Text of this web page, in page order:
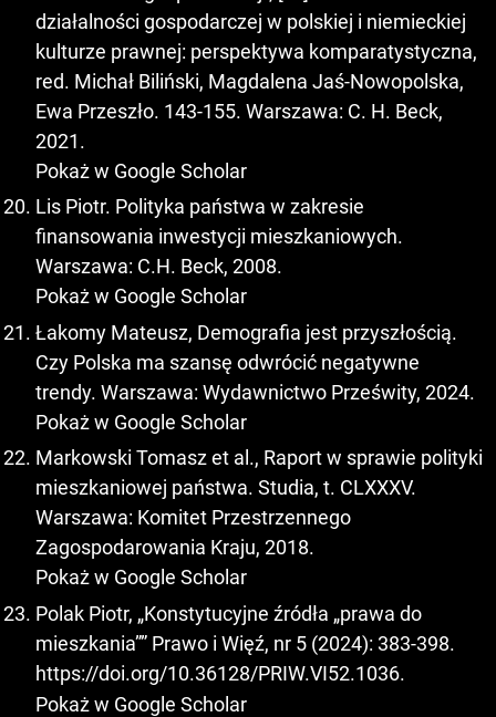
działalności gospodarczej w polskiej i niemieckiej
kulturze prawnej: perspektywa komparatystyczna,
red. Michał Biliński, Magdalena Jaś-Nowopolska,
Ewa Przeszło. 143-155. Warszawa: C. H. Beck,
2021.
Pokaż w Google Scholar
Lis Piotr. Polityka państwa w zakresie
finansowania inwestycji mieszkaniowych.
Warszawa: C.H. Beck, 2008.
Pokaż w Google Scholar
Łakomy Mateusz, Demografia jest przyszłością.
Czy Polska ma szansę odwrócić negatywne
trendy. Warszawa: Wydawnictwo Prześwity, 2024.
Pokaż w Google Scholar
Markowski Tomasz et al., Raport w sprawie polityki
mieszkaniowej państwa. Studia, t. CLXXXV.
Warszawa: Komitet Przestrzennego
Zagospodarowania Kraju, 2018.
Pokaż w Google Scholar
Polak Piotr, „Konstytucyjne źródła „prawa do
mieszkania”” Prawo i Więź, nr 5 (2024): 383-398.
https://doi.org/10.36128/PRIW.VI52.1036.
Pokaż w Google Scholar